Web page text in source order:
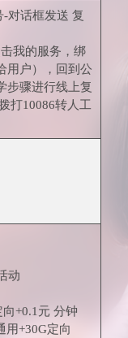
对话框发送 复
我的服务，绑
用户），回到公
步骤进行线上复
打10086转人工
动
+0.1元 分钟
用+30G定向